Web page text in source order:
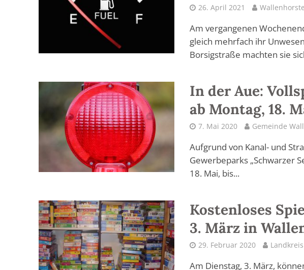
26. April 2021
Am vergangenen
gleich mehrfach ihr
Borsigstraße machten sie
In der Aue:
ab Montag, 18.
7. Mai 2020 Gemeinde
Aufgrund von Kanal- und
Gewerbeparks „Schwarzer
18. Mai, bis...
Kostenloses
3. März in
29. Februar 2020
Am Dienstag, 3. März,